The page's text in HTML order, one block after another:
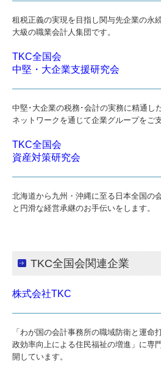
よくある質問
TKCシステムQ&A
お問合せ
アンケート
リンク集
働きやすい職場づくりへ
租税正義の実現を目指し関与先企業の永
大級の職業会計人集団です。
TKC全国会
中堅・大企業支援研究会
中堅･大企業の税務･会計の実務に精通し
ネットワークを通じて企業グループをご
TKC全国会
資産対策研究会
北海道から九州・沖縄に至る日本全国の
と円滑な経営承継のお手伝いをします。
TKC全国会関連企業
株式会社TKC
「わが国の会計事務所の職域防衛と運命
政効率向上による住民福祉の増進」に専
開しています。